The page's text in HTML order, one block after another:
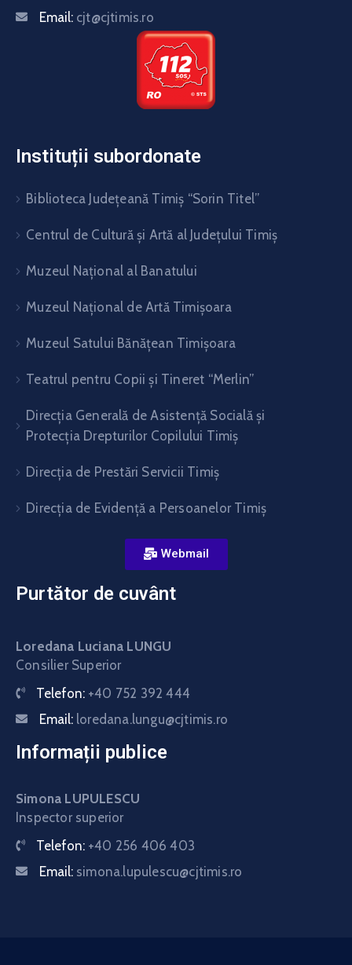
Email: cjt@cjtimis.ro
Instituții subordonate
Biblioteca Judeţeană Timiş “Sorin Titel”
Centrul de Cultură şi Artă al Judeţului Timiş
Muzeul Național al Banatului
Muzeul Național de Artă Timişoara
Muzeul Satului Bănăţean Timişoara
Teatrul pentru Copii şi Tineret “Merlin”
Direcția Generală de Asistență Socială și
Protecția Drepturilor Copilului Timiș
Direcţia de Prestări Servicii Timiş
Direcţia de Evidenţă a Persoanelor Timiş
Webmail
Purtător de cuvânt
Loredana Luciana LUNGU
Consilier Superior
Telefon: +40 752 392 444
Email: loredana.lungu@cjtimis.ro
Informații publice
Simona LUPULESCU
Inspector superior
Telefon: +40 256 406 403
Email: simona.lupulescu@cjtimis.ro